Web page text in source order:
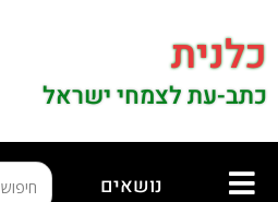
כלנית
כתב-עת לצמחי ישראל
נושאים